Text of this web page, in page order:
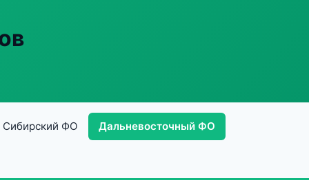
Сибирский ФО Дальневосточный ФО